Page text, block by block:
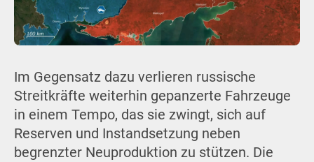
Im Gegensatz dazu verlieren russische
Streitkräfte weiterhin gepanzerte Fahrzeuge
in einem Tempo, das sie zwingt, sich auf
Reserven und Instandsetzung neben
begrenzter Neuproduktion zu stützen. Die